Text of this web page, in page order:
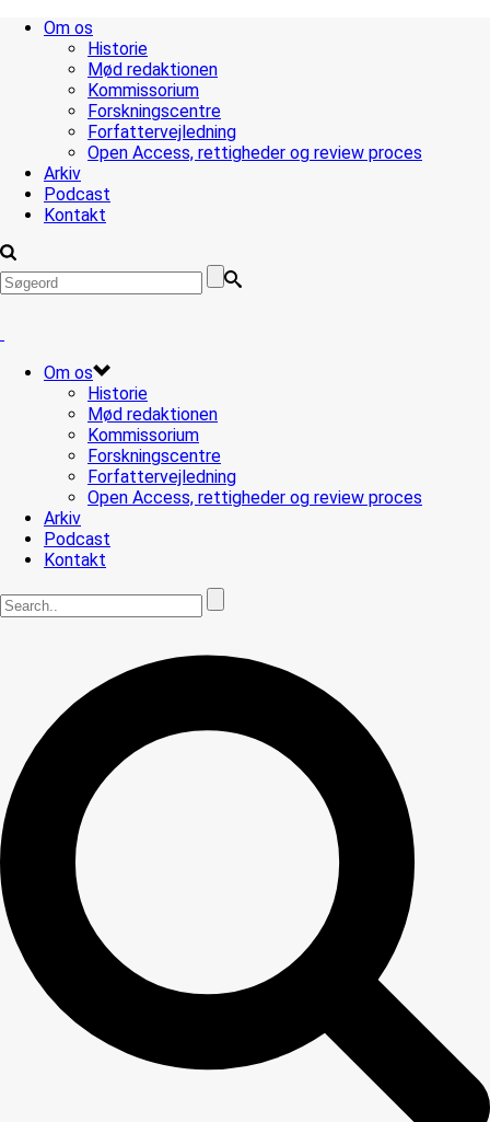
Om os
Historie
Mød redaktionen
Kommissorium
Forskningscentre
Forfattervejledning
Open Access, rettigheder og review proces
Arkiv
Podcast
Kontakt
Om os
Historie
Mød redaktionen
Kommissorium
Forskningscentre
Forfattervejledning
Open Access, rettigheder og review proces
Arkiv
Podcast
Kontakt